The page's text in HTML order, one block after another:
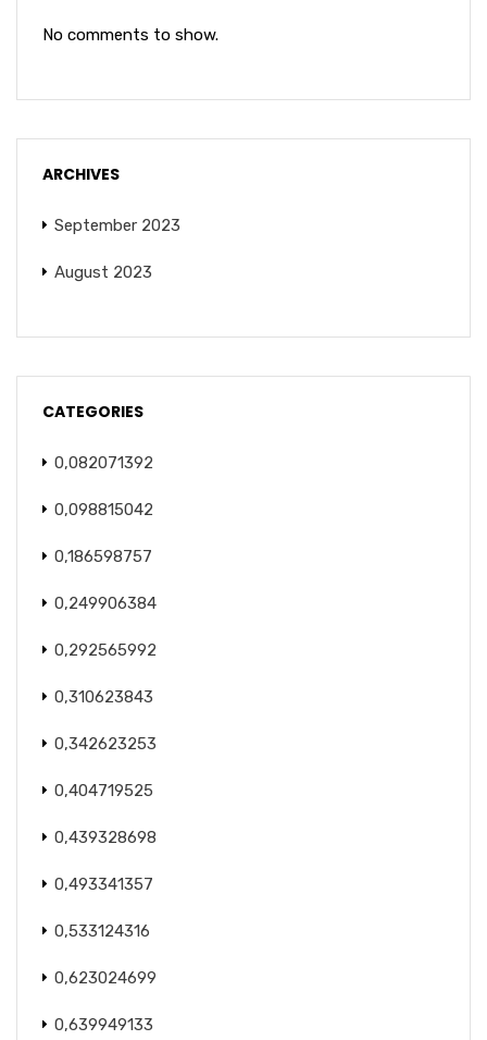
No comments to show.
ARCHIVES
September 2023
August 2023
CATEGORIES
0,082071392
0,098815042
0,186598757
0,249906384
0,292565992
0,310623843
0,342623253
0,404719525
0,439328698
0,493341357
0,533124316
0,623024699
0,639949133